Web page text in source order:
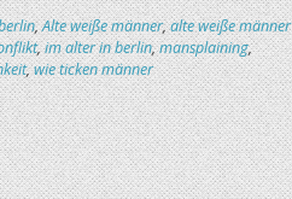
,Alte weiße männer,alte weiße männer
,im alter in berlin,mansplaining,
,wie ticken männer